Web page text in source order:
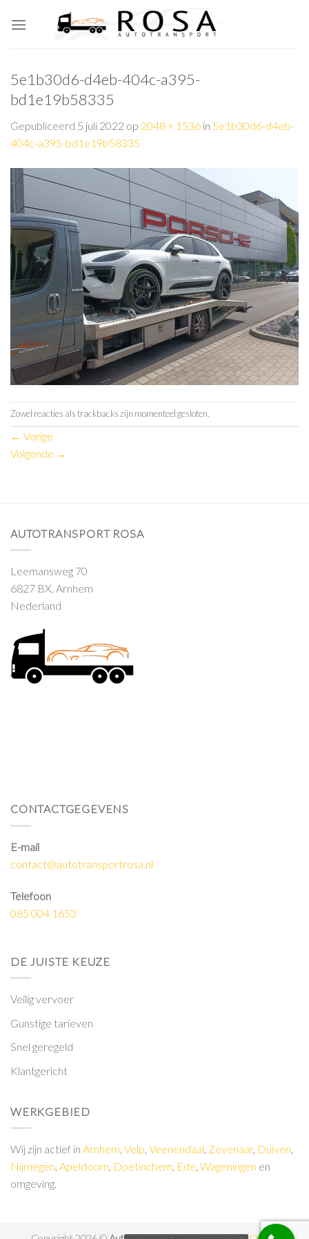
5e1b30d6-d4eb-404c-a395-
bd1e19b58335
Gepubliceerd 5 juli 2022 op 2048 × 1536 in 5e1b30d6-d4eb-
404c-a395-bd1e19b58335
Zowel reacties als trackbacks zijn momenteel gesloten.
← Vorige
Volgende →
AUTOTRANSPORT ROSA
Leemansweg 70
6827 BX, Arnhem
Nederland
CONTACTGEGEVENS
E-mail
contact@autotransportrosa.nl
Telefoon
085 004 1653
DE JUISTE KEUZE
Veilig vervoer
Gunstige tarieven
Snel geregeld
Klantgericht
WERKGEBIED
Wij zijn actief in Arnhem, Velp, Veenendaal, Zevenaar, Duiven,
Nijmegen, Apeldoorn, Doetinchem, Ede, Wageningen en
omgeving.